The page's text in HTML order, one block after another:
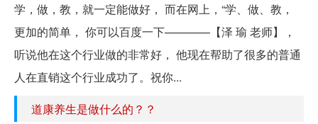
学，做，教，就一定能做好， 而在网上，“学、做、教，
更加的简单， 你可以百度一下————【泽 瑜 老师】，
听说他在这个行业做的非常好， 他现在帮助了很多的普通
人在直销这个行业成功了。祝你...
道康养生是做什么的？？